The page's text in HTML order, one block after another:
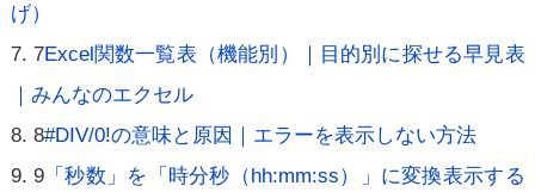
げ）
7Excel関数一覧表（機能別）｜目的別に探せる早見表
｜みんなのエクセル
8#DIV/0!の意味と原因｜エラーを表示しない方法
9「秒数」を「時分秒（hh:mm:ss）」に変換表示する